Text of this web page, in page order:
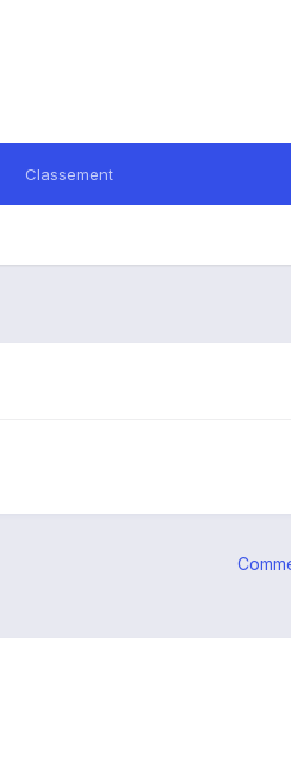
Classement